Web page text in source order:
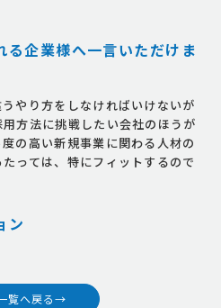
る企業様へ一言いただけま
やり方をしなければいけないが
方法に挑戦したい会社のほうが
の高い新規事業に関わる人材の
っては、特にフィットするので
ン
覧へ戻る→